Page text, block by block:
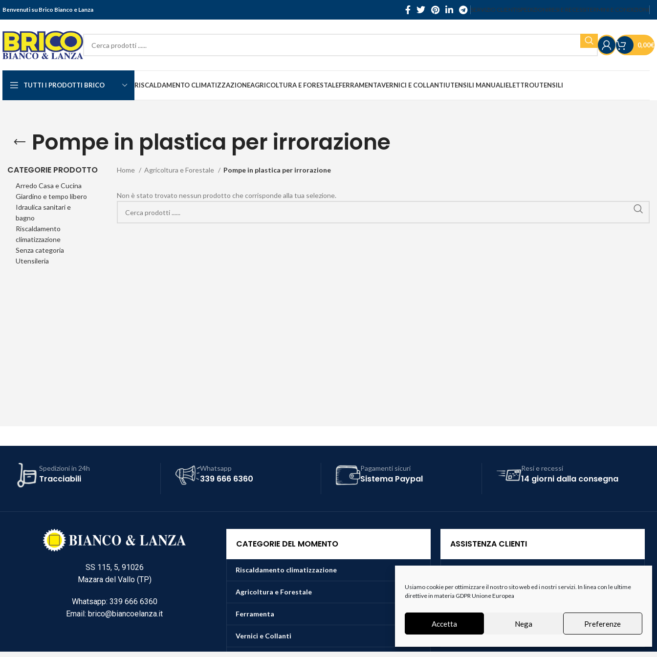
Usiamo cookie per ottimizzare il nostro sito web ed i nostri servizi. In linea con le ultime
direttive in materia GDPR Unione Europea
Accetta Nega Preferenze
Benvenuti su Brico Bianco e Lanza SERVIZIO CLIENTISPEDIZIONIRESI E RECESSITERMINI E CONDIZIONI
0,00€
TUTTI I PRODOTTI BRICO RISCALDAMENTO CLIMATIZZAZIONEAGRICOLTURA E FORESTALEFERRAMENTAVERNICI E COLLANTIUTENSILI MANUALIELETTROUTENSILI
Pompe in plastica per irrorazione
CATEGORIE PRODOTTO
Arredo Casa e Cucina
Giardino e tempo libero
Idraulica sanitari e
bagno
Riscaldamento
climatizzazione
Senza categoria
Utensileria
Home Agricoltura e Forestale Pompe in plastica per irrorazione
Non è stato trovato nessun prodotto che corrisponde alla tua selezione.
Spedizioni in 24h
Tracciabili
Whatsapp
339 666 6360
Pagamenti sicuri
Sistema Paypal
Resi e recessi
14 giorni dalla consegna
SS 115, 5, 91026
Mazara del Vallo (TP)
Whatsapp: 339 666 6360
Email: brico@biancoelanza.it
CATEGORIE DEL MOMENTO
Riscaldamento climatizzazione
Agricoltura e Forestale
Ferramenta
Vernici e Collanti
ASSISTENZA CLIENTI
Spedizioni
Resi e Recessi
Termini e Condizioni